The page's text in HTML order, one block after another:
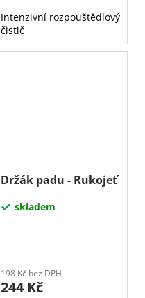
Intenzivní rozpouštědlový
čistič
Držák padu - Rukojeť
skladem
198 Kč bez DPH
244 Kč